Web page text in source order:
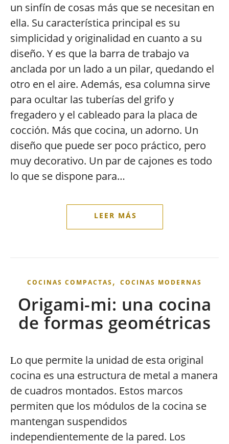
un sinfín de cosas más que se necesitan en
ella. Su característica principal es su
simplicidad y originalidad en cuanto a su
diseño. Y es que la barra de trabajo va
anclada por un lado a un pilar, quedando el
otro en el aire. Además, esa columna sirve
para ocultar las tuberías del grifo y
fregadero y el cableado para la placa de
cocción. Más que cocina, un adorno. Un
diseño que puede ser poco práctico, pero
muy decorativo. Un par de cajones es todo
lo que se dispone para…
COCINAS COMPACTAS, COCINAS MODERNAS
Origami-mi: una cocina
de formas geométricas
Lo que permite la unidad de esta original
cocina es una estructura de metal a manera
de cuadros montados. Estos marcos
permiten que los módulos de la cocina se
mantengan suspendidos
independientemente de la pared. Los